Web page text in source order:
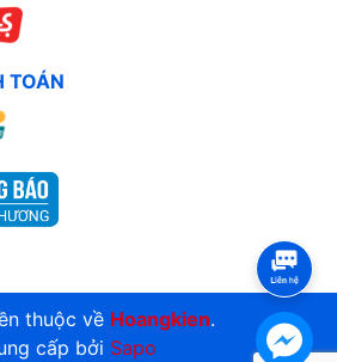
TOÁN
thuộc về Hoangkien.
cấp bởi Sapo